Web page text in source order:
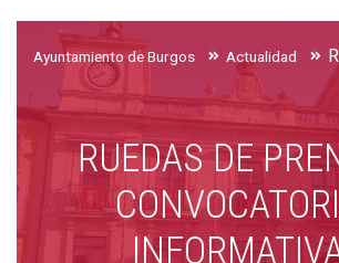
Ayuntamiento de Burgos Actualidad
RUEDAS DE